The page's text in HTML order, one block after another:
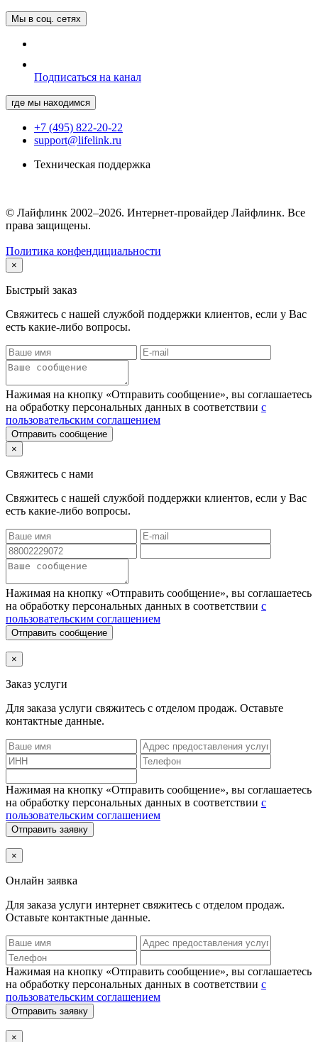
Мы в соц. сетях
Подписаться на канал
где мы находимся
+7 (495) 822-20-22
support@lifelink.ru
Техническая поддержка
© Лайфлинк 2002–2026. Интернет-провайдер Лайфлинк. Все
права защищены.
Политика конфендициальности
×
Быстрый заказ
Свяжитесь с нашей службой поддержки клиентов, если у Вас
есть какие-либо вопросы.
Нажимая на кнопку «Отправить сообщение», вы соглашаетесь
на обработку персональных данных в соответствии с
пользовательским соглашением
Отправить сообщение
×
Свяжитесь с нами
Свяжитесь с нашей службой поддержки клиентов, если у Вас
есть какие-либо вопросы.
Нажимая на кнопку «Отправить сообщение», вы соглашаетесь
на обработку персональных данных в соответствии с
пользовательским соглашением
Отправить сообщение
×
Заказ услуги
Для заказа услуги свяжитесь с отделом продаж. Оставьте
контактные данные.
Нажимая на кнопку «Отправить сообщение», вы соглашаетесь
на обработку персональных данных в соответствии с
пользовательским соглашением
Отправить заявку
×
Онлайн заявка
Для заказа услуги интернет свяжитесь с отделом продаж.
Оставьте контактные данные.
Нажимая на кнопку «Отправить сообщение», вы соглашаетесь
на обработку персональных данных в соответствии с
пользовательским соглашением
Отправить заявку
×